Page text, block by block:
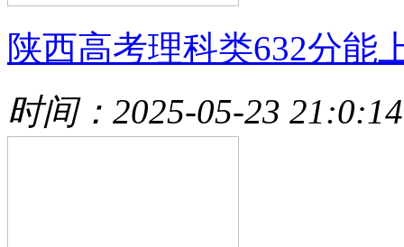
陕西高考理科类632分能
时间：2025-05-23 21:0:14